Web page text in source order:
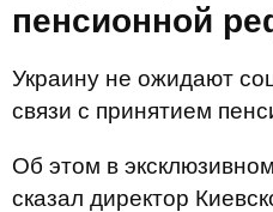
пенсионной
Украину не ожидают
связи с принятием
Об этом в
сказал директор